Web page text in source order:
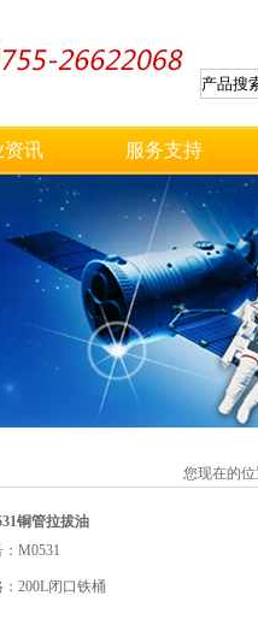
资讯 服务支持
您现在的位
铜管拉拔油
M0531
：200L闭口铁桶